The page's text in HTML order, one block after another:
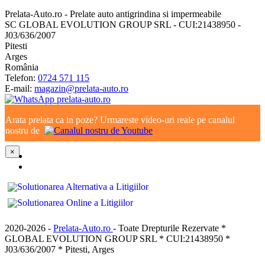
Prelata-Auto.ro - Prelate auto antigrindina si impermeabile
SC GLOBAL EVOLUTION GROUP SRL - CUI:21438950 -
J03/636/2007
Pitesti
Arges
România
Telefon: 0724 571 115
E-mail: magazin@prelata-auto.ro
Arata prelata ca in poze? Urmareste video-uri reale pe canalul
nostru de
×
2020-2026 - Prelata-Auto.ro - Toate Drepturile Rezervate *
GLOBAL EVOLUTION GROUP SRL * CUI:21438950 *
J03/636/2007 * Pitesti, Arges